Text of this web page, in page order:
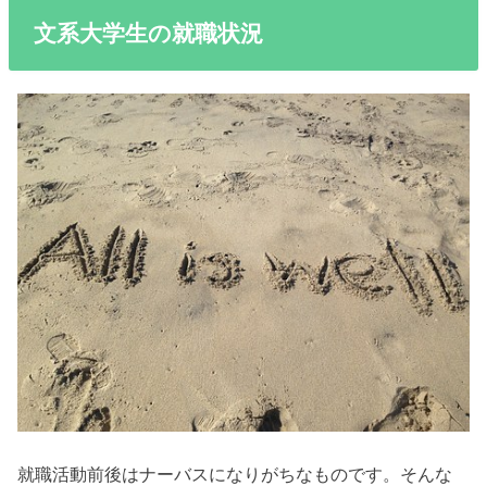
文系大学生の就職状況
就職活動前後はナーバスになりがちなものです。そんな